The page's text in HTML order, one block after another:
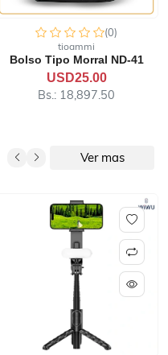
(0)
tioammi
Bolso Tipo Morral ND-41
USD25.00
Bs.: 18,897.50
Ver mas